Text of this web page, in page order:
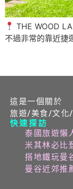
THE WOOD
不過非常的靠近
這是一個關於
旅遊/美食/文化
快速探訪
泰國旅遊懶
米其林必比
搭地鐵玩曼
曼谷近郊推